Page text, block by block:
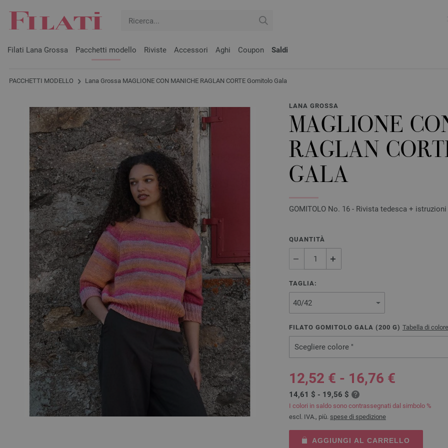
Filati Lana Grossa Pacchetti modello Riviste Accessori Aghi Coupon Saldi
PACCHETTI MODELLO Lana Grossa MAGLIONE CON MANICHE RAGLAN CORTE Gomitolo Gala
LANA GROSSA
MAGLIONE
RAGLAN
GALA
GOMITOLO No. 16 - Rivista tedesca +
QUANTITÀ
TAGLIA:
FILATO GOMITOLO GALA (200 G) Tabella di colore
Scegliere colore "
12,52 € - 16,76 €
14,61 $ - 19,56 $
I colori in saldo sono contrassegnati dal simbolo %
escl. IVA., più. spese di spedizione
AGGIUNGI AL CARRELLO